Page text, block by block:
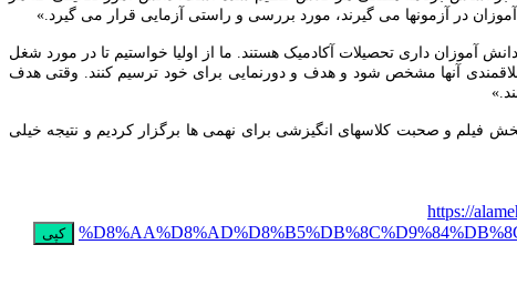
در آزمونها می گیرند، مورد بررسی و راستی آزمایی قرار می گیرد.»
آموزان داری تحصیلات آکادمیک هستند. ما از اولیا خواستیم تا در مورد شغل
آنها مشخص شود و هدف و دورنمایی برای خود ترسیم کنند. وقتی هدف
فیلم و صحبت کلاسهای انگیزشی برای نهمی ها برگزار کردیم و نتیجه خیلی
https://
کپی